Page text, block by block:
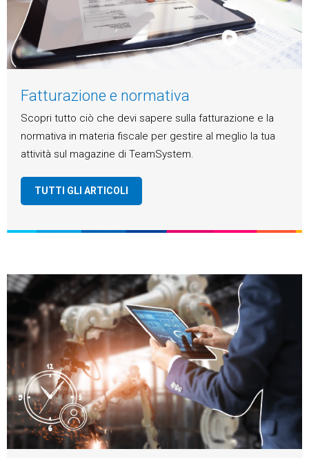
Fatturazione e normativa
Scopri tutto ciò che devi sapere sulla fatturazione e la
normativa in materia fiscale per gestire al meglio la tua
attività sul magazine di TeamSystem.
TUTTI GLI ARTICOLI